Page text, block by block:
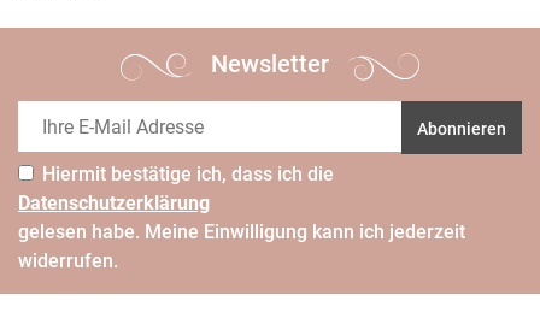
Newsletter
Abonnieren
Hiermit bestätige ich, dass ich die
Daten­schutz­erklärung
gelesen habe. Meine Einwilligung kann ich jederzeit
widerrufen.